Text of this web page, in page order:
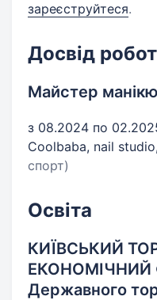
зареєструйтеся.
Досвід
Майстер
з 08.2024 по
Coolbaba, nail
спорт)
Освіта
КИЇВСЬКИЙ
Державного